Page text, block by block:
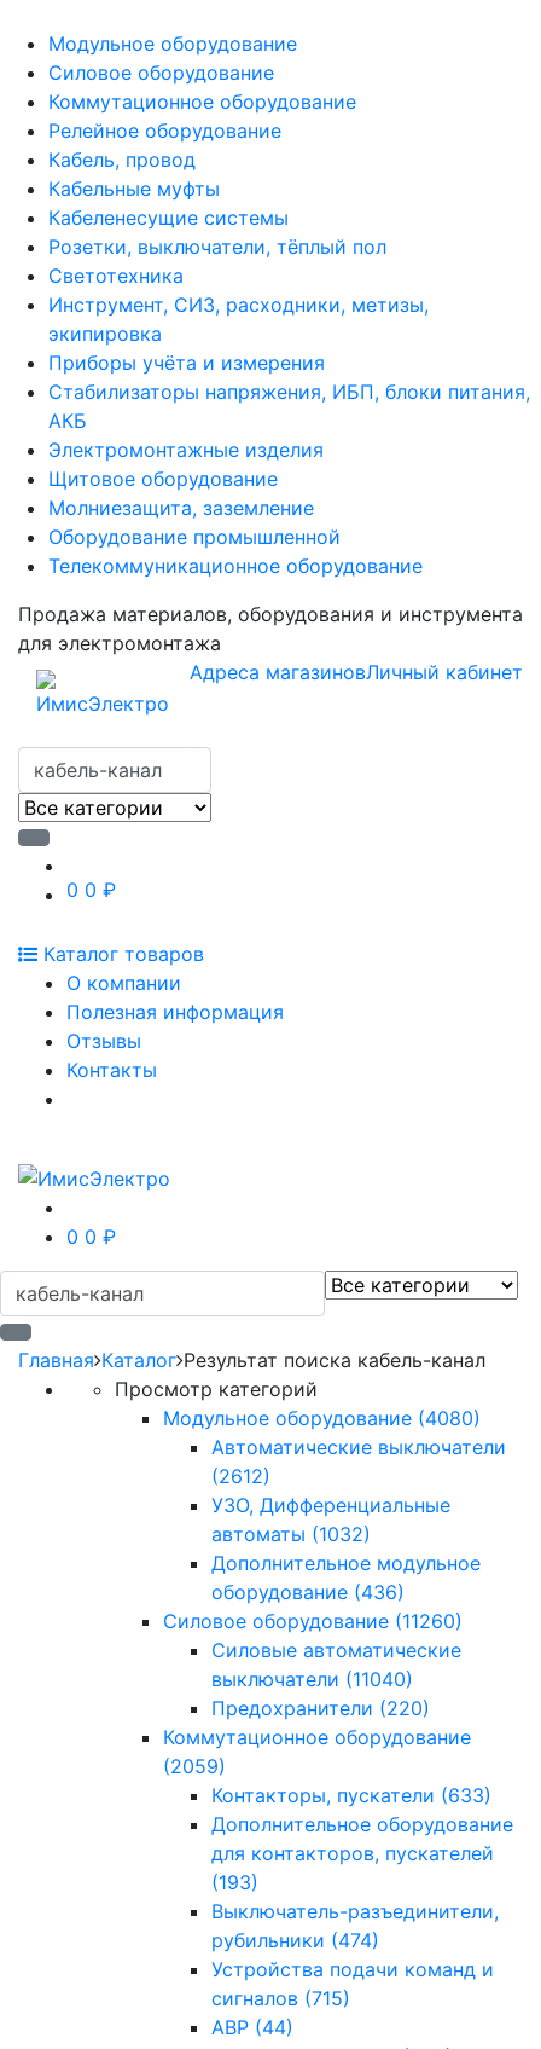
Модульное оборудование
Силовое оборудование
Коммутационное оборудование
Релейное оборудование
Кабель, провод
Кабельные муфты
Кабеленесущие системы
Розетки, выключатели, тёплый пол
Светотехника
Инструмент, СИЗ, расходники, метизы,
экипировка
Приборы учёта и измерения
Стабилизаторы напряжения, ИБП, блоки питания,
АКБ
Электромонтажные изделия
Щитовое оборудование
Молниезащита, заземление
Оборудование промышленной
Телекоммуникационное оборудование
Продажа материалов, оборудования и инструмента
для электромонтажа
Адреса магазиновЛичный кабинет
0 0 ₽
Каталог товаров
О компании
Полезная информация
Отзывы
Контакты
0 0 ₽
Главная Каталог Результат поиска кабель-канал
Просмотр категорий
Модульное оборудование (4080)
Автоматические выключатели
(2612)
УЗО, Дифференциальные
автоматы (1032)
Дополнительное модульное
оборудование (436)
Силовое оборудование (11260)
Силовые автоматические
выключатели (11040)
Предохранители (220)
Коммутационное оборудование
(2059)
Контакторы, пускатели (633)
Дополнительное оборудование
для контакторов, пускателей
(193)
Выключатель-разъединители,
рубильники (474)
Устройства подачи команд и
сигналов (715)
АВР (44)